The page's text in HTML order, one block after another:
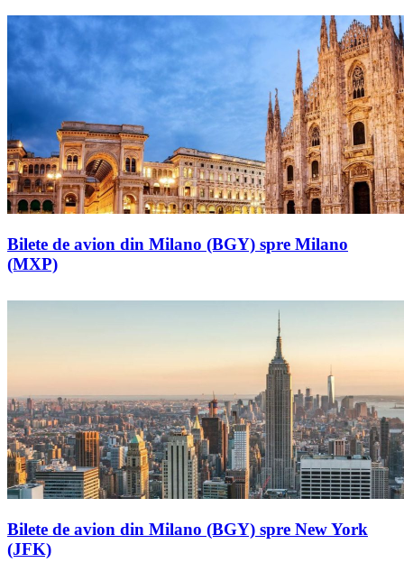
Bilete de avion din Milano (BGY) spre Milano
(MXP)
Bilete de avion din Milano (BGY) spre New York
(JFK)